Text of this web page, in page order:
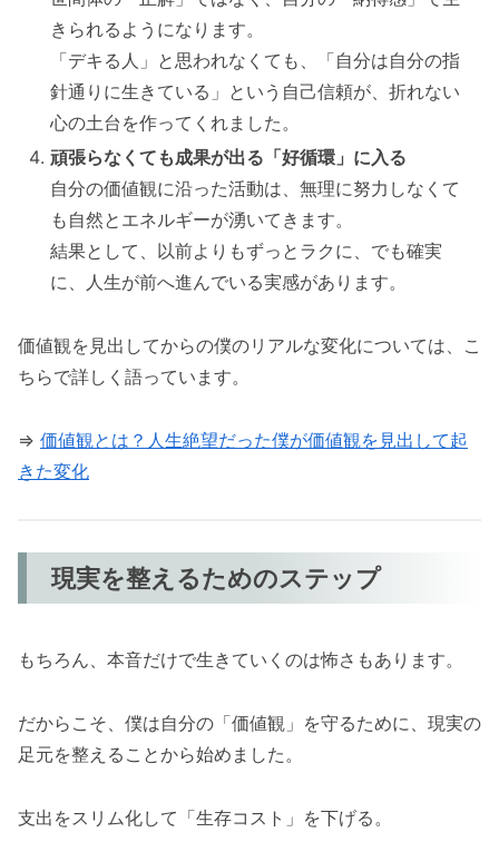
きられるようになります。
「デキる人」と思われなくても、「自分は自分の指
針通りに生きている」という自己信頼が、折れない
心の土台を作ってくれました。
頑張らなくても成果が出る「好循環」に入る
自分の価値観に沿った活動は、無理に努力しなくて
も自然とエネルギーが湧いてきます。
結果として、以前よりもずっとラクに、でも確実
に、人生が前へ進んでいる実感があります。
価値観を見出してからの僕のリアルな変化については、こ
ちらで詳しく語っています。
⇒ 価値観とは？人生絶望だった僕が価値観を見出して起
きた変化
現実を整えるためのステップ
もちろん、本音だけで生きていくのは怖さもあります。
だからこそ、僕は自分の「価値観」を守るために、現実の
足元を整えることから始めました。
支出をスリム化して「生存コスト」を下げる。